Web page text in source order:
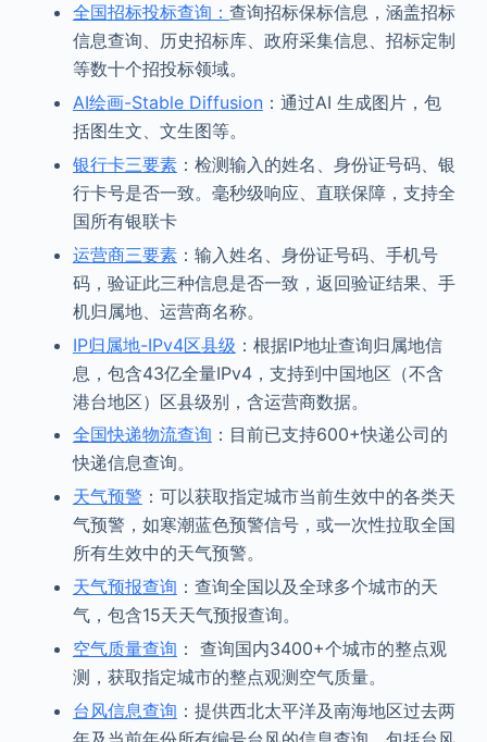
全国招标投标查询： 查询招标保标信息，涵盖招标
信息查询、历史招标库、政府采集信息、招标定制
等数十个招投标领域。
AI绘画-Stable Diffusion：通过AI 生成图片，包
括图生文、文生图等。
银行卡三要素：检测输入的姓名、身份证号码、银
行卡号是否一致。毫秒级响应、直联保障，支持全
国所有银联卡
运营商三要素：输入姓名、身份证号码、手机号
码，验证此三种信息是否一致，返回验证结果、手
机归属地、运营商名称。
IP归属地-IPv4区县级 ：根据IP地址查询归属地信
息，包含43亿全量IPv4，支持到中国地区（不含
港台地区）区县级别，含运营商数据。
全国快递物流查询 ：目前已支持600+快递公司的
快递信息查询。
天气预警 ：可以获取指定城市当前生效中的各类天
气预警，如寒潮蓝色预警信号，或一次性拉取全国
所有生效中的天气预警。
天气预报查询 ：查询全国以及全球多个城市的天
气，包含15天天气预报查询。
空气质量查询 ： 查询国内3400+个城市的整点观
测，获取指定城市的整点观测空气质量。
台风信息查询 ：提供西北太平洋及南海地区过去两